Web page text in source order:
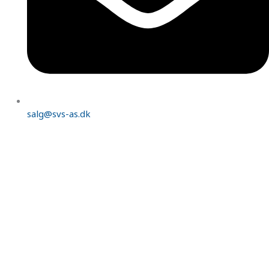
salg@svs-as.dk